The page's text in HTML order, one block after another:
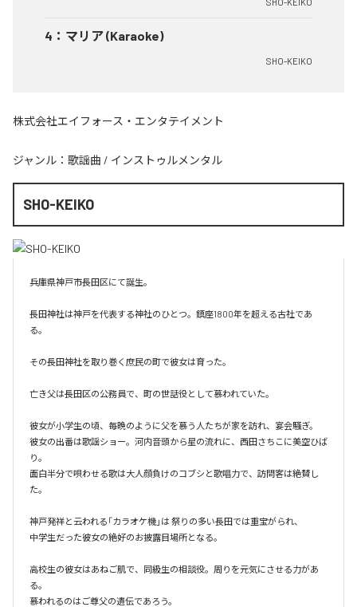
SHO-KEIKO
4 ： マリア (Karaoke)
SHO-KEIKO
株式会社エイフォース・エンタテイメント
ジャンル： 歌謡曲 / インストゥルメンタル
SHO-KEIKO
兵庫県神戸市長田区にて誕生。
長田神社は神戸を代表する神社のひとつ。鎮座1800年を超える古社であ
る。
その長田神社を取り巻く庶民の町で彼女は育った。
亡き父は長田区の公務員で、町の世話役として慕われていた。
彼女が小学生の頃、毎晩のように父を慕う人たちが家を訪れ、宴会騒ぎ。
彼女の出番は歌謡ショー。河内音頭から星の流れに、西田さちこに美空ひば
り。
面白半分で唄わせる歌は大人顔負けのコブシと歌唱力で、訪問客は絶賛し
た。
神戸発祥と云われる「カラオケ機｣は 祭りの多い長田では重宝がられ、
中学生だった彼女の絶好のお披露目場所となる。
高校生の彼女はあねご肌で、同級生の相談役。周りを元気にさせる力があ
る。
慕われるのはご尊父の遺伝であろう。